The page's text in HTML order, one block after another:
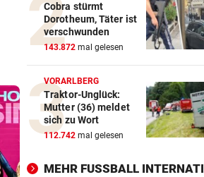
Cobra stürmt
Dorotheum, Täter ist
verschwunden
143.872 mal gelesen
VORARLBERG
Traktor-Unglück:
Mutter (36) meldet
sich zu Wort
112.742 mal gelesen
MEHR FUSSBALL